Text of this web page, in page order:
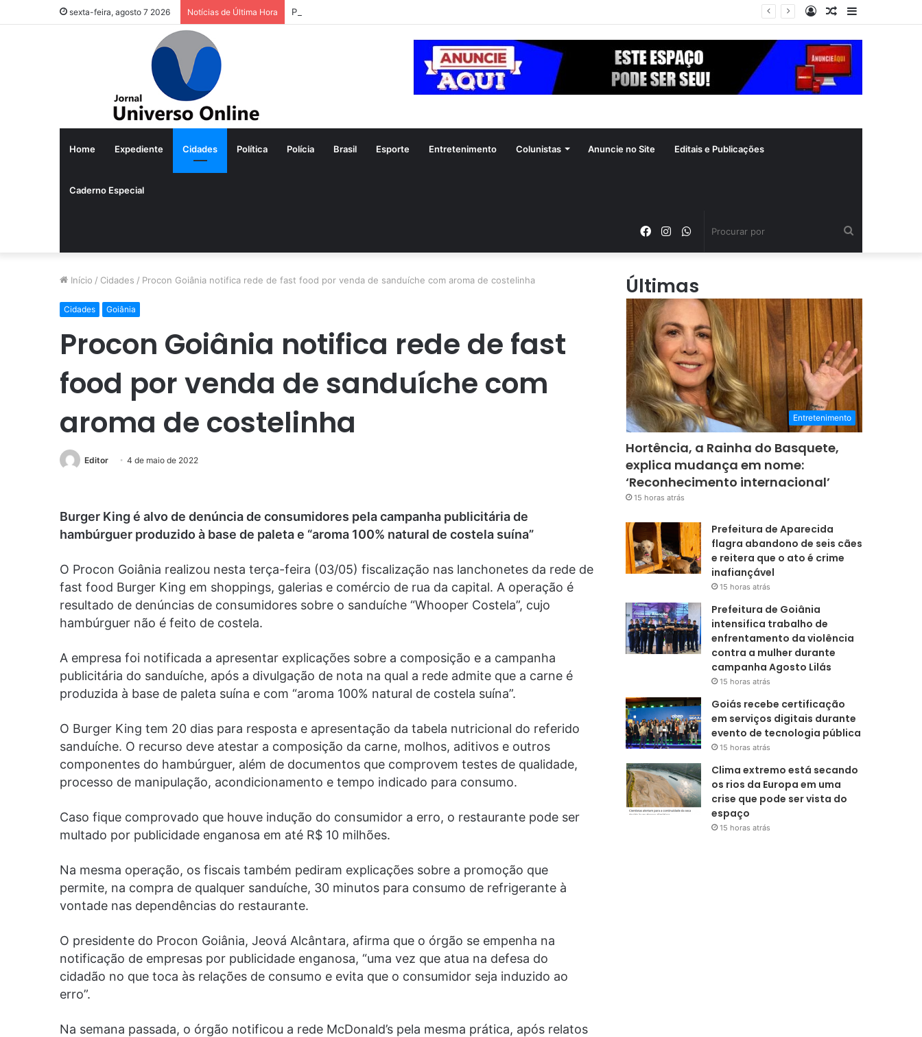
sexta-feira, agosto 7 2026 Notícias de Última Hora Prefeitura de Aparecida flagra abandono de seis cães e reitera que o ato é crime inafiançável
Barra
Artigo
Entrar
Home Expediente Cidades Política Polícia Brasil Esporte Entretenimento Colunistas Anuncie no Site Editais e Publicações
Caderno Especial
WhatsApp
Instagram
Facebook
Início / Cidades / Procon Goiânia notifica rede de fast food por venda de sanduíche com aroma de costelinha
Cidades Goiânia
Procon Goiânia notifica rede de fast
food por venda de sanduíche com
aroma de costelinha
Editor 4 de maio de 2022
Burger King é alvo de denúncia de consumidores pela campanha publicitária de
hambúrguer produzido à base de paleta e “aroma 100% natural de costela suína”
O Procon Goiânia realizou nesta terça-feira (03/05) fiscalização nas lanchonetes da rede de
fast food Burger King em shoppings, galerias e comércio de rua da capital. A operação é
resultado de denúncias de consumidores sobre o sanduíche “Whooper Costela”, cujo
hambúrguer não é feito de costela.
A empresa foi notificada a apresentar explicações sobre a composição e a campanha
publicitária do sanduíche, após a divulgação de nota na qual a rede admite que a carne é
produzida à base de paleta suína e com “aroma 100% natural de costela suína”.
O Burger King tem 20 dias para resposta e apresentação da tabela nutricional do referido
sanduíche. O recurso deve atestar a composição da carne, molhos, aditivos e outros
componentes do hambúrguer, além de documentos que comprovem testes de qualidade,
processo de manipulação, acondicionamento e tempo indicado para consumo.
Caso fique comprovado que houve indução do consumidor a erro, o restaurante pode ser
multado por publicidade enganosa em até R$ 10 milhões.
Na mesma operação, os fiscais também pediram explicações sobre a promoção que
permite, na compra de qualquer sanduíche, 30 minutos para consumo de refrigerante à
vontade nas dependências do restaurante.
O presidente do Procon Goiânia, Jeová Alcântara, afirma que o órgão se empenha na
notificação de empresas por publicidade enganosa, “uma vez que atua na defesa do
cidadão no que toca às relações de consumo e evita que o consumidor seja induzido ao
erro”.
Na semana passada, o órgão notificou a rede McDonald’s pela mesma prática, após relatos
Últimas
Entretenimento
Hortência, a Rainha do Basquete,
explica mudança em nome:
‘Reconhecimento internacional’
15 horas atrás
Prefeitura de Aparecida
flagra abandono de seis cães
e reitera que o ato é crime
inafiançável
15 horas atrás
Prefeitura de Goiânia
intensifica trabalho de
enfrentamento da violência
contra a mulher durante
campanha Agosto Lilás
15 horas atrás
Goiás recebe certificação
em serviços digitais durante
evento de tecnologia pública
15 horas atrás
Clima extremo está secando
os rios da Europa em uma
crise que pode ser vista do
espaço
15 horas atrás